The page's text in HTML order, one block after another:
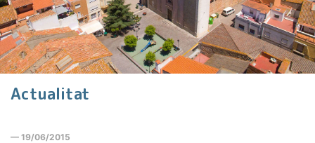
Actualitat
— 19/06/2015